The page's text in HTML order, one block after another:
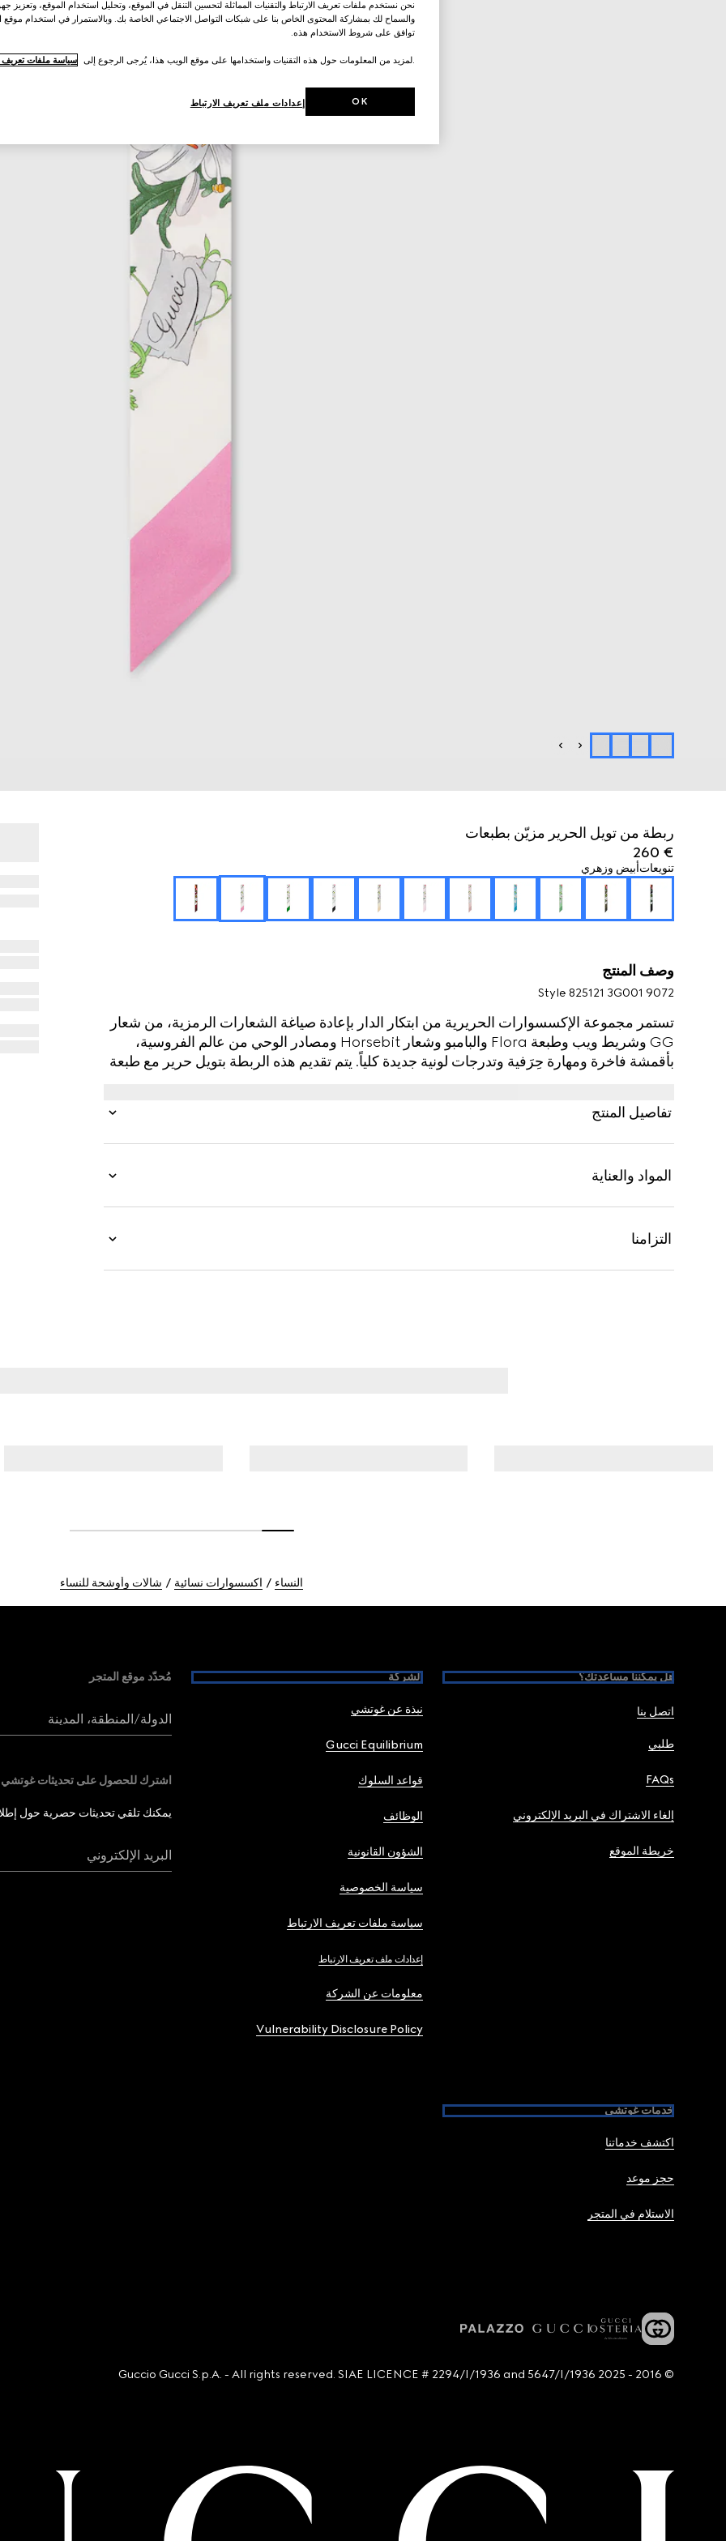
ربطة من تويل الحرير مزيّن بطبعات
€ 260
تنويعاتأبيض وزهري
وصف المنتج
Style ‎825121 3G001 9072
تستمر مجموعة الإكسسوارات الحريرية من ابتكار الدار بإعادة صياغة الشعارات الرمزية، من شعار
GG وشريط ويب وطبعة Flora والبامبو وشعار Horsebit ومصادر الوحي من عالم الفروسية،
بأقمشة فاخرة ومهارة حِرَفية وتدرجات لونية جديدة كلياً. يتم تقديم هذه الربطة بتويل حرير مع طبعة
تفاصيل المنتج
المواد والعناية
التزامنا
النساء اكسسوارات نسائية شالات وأوشحة للنساء
هل يمكننا مساعدتك؟
اتصل بنا
طلبي
FAQs
إلغاء الاشتراك في البريد الإلكتروني
خريطة الموقع
الشركة
نبذة عن غوتشي
Gucci Equilibrium
قواعد السلوك
الوظائف
الشؤون القانونية
سياسة الخصوصية
سياسة ملفات تعريف الارتباط
إعدادات ملف تعريف الارتباط
معلومات عن الشركة
Vulnerability Disclosure Policy
خدمات غوتشي
اكتشف خدماتنا
حجز موعد
الاستلام في المتجر
مُحدّد موقع المتجر
الدولة/المنطقة، المدينة
اشترك للحصول على تحديثات غوتشي
يمكنك تلقي تحديثات حصرية حول
البريد الإلكتروني
© 2016 - 2025 Guccio Gucci S.p.A. - All rights reserved. SIAE LICENCE # 2294/I/1936 and 5647/I/1936
نحن نستخدم ملفات تعريف الارتباط والتقنيات المماثلة لتحسين التنقل في الموقع، وتحليل استخدام الموقع، وتعزيز
والسماح لك بمشاركة المحتوى الخاص بنا على شبكات التواصل الاجتماعي الخاصة بك. وبالاستمرار في استخدام موقع
توافق على شروط الاستخدام هذه.
.لمزيد من المعلومات حول هذه التقنيات واستخدامها على موقع الويب هذا، يُرجى الرجوع إلى سياسة ملفات تعريف
إعدادات ملف تعريف الارتباط OK